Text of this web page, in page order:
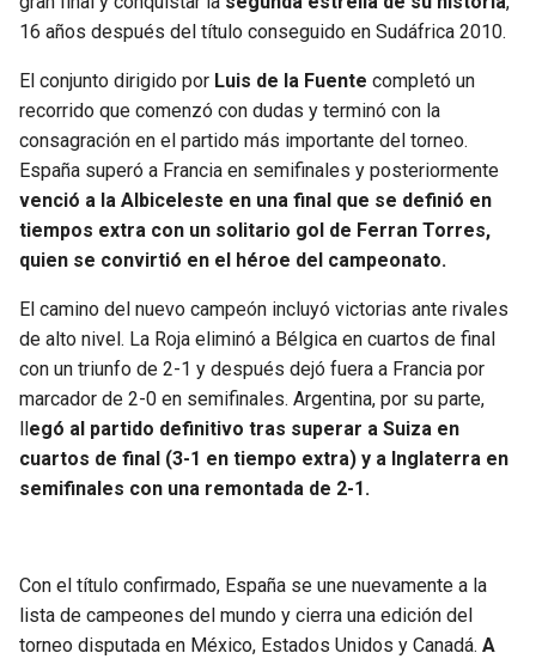
BEARS
PACKERS
VIKINGS
PANTHERS
SAINTS
SPURS
TIMBERWOLVES
THUNDER
JAZZ
16 años después del título conseguido en Sudáfrica 2010.
El conjunto dirigido por Luis de la Fuente completó un
recorrido que comenzó con dudas y terminó con la
consagración en el partido más importante del torneo.
España superó a Francia en semifinales y posteriormente
venció a la Albiceleste en una final que se definió en
tiempos extra con un solitario gol de Ferran Torres,
quien se convirtió en el héroe del campeonato.
El camino del nuevo campeón incluyó victorias ante rivales
de alto nivel. La Roja eliminó a Bélgica en cuartos de final
con un triunfo de 2-1 y después dejó fuera a Francia por
marcador de 2-0 en semifinales. Argentina, por su parte,
egó al partido definitivo tras superar a Suiza en
cuartos de final (3-1 en tiempo extra) y a Inglaterra en
semifinales con una remontada de 2-1.
Con el título confirmado, España se une nuevamente a la
lista de campeones del mundo y cierra una edición del
torneo disputada en México, Estados Unidos y Canadá. A